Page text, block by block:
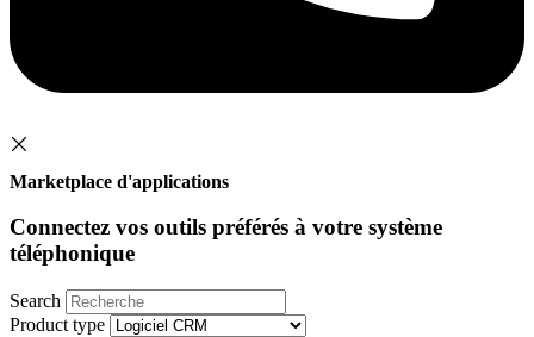
Marketplace d'applications
Connectez vos outils préférés à votre système
téléphonique
Search
Product type